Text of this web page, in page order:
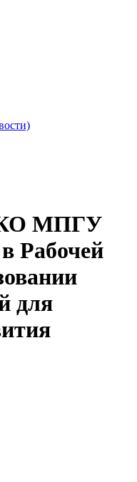
МПГУ
Рабочей
для